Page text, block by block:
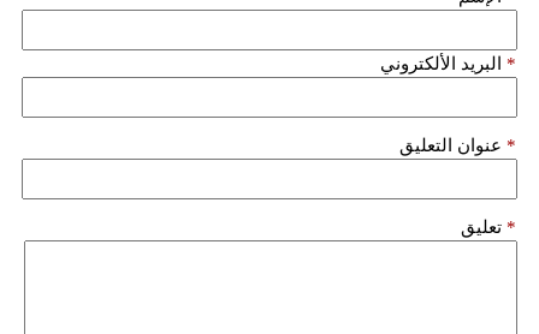
البريد الألكتروني *
عنوان التعليق *
تعليق *